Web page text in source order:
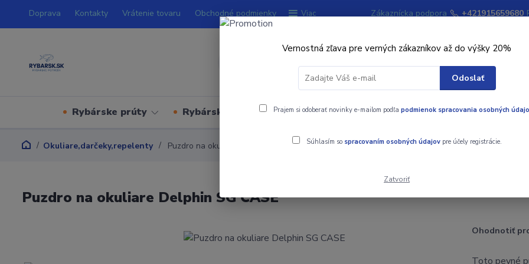
Doprava Kontakty Vrátenie tovaru Obchodné podmienky Viac Zákaznícka podpora +421915659680
Rybárske prúty Rybárske navijáky Signalizátory záberu Kempingový
Okuliare,darčeky,repelenty Puzdro na okuliare Delphin SG CASE
Puzdro na okuliare Delphin SG CASE
Ohodnotiť
Toto pevné
Vernostná zľava pre verných zákazníkov až do výšky 20%
Odoslať
Prajem si odoberať novinky e-mailom podľa podmienok spracovania osobných
Súhlasím so spracovaním osobných údajovpre účely registrácie.
Zatvoriť